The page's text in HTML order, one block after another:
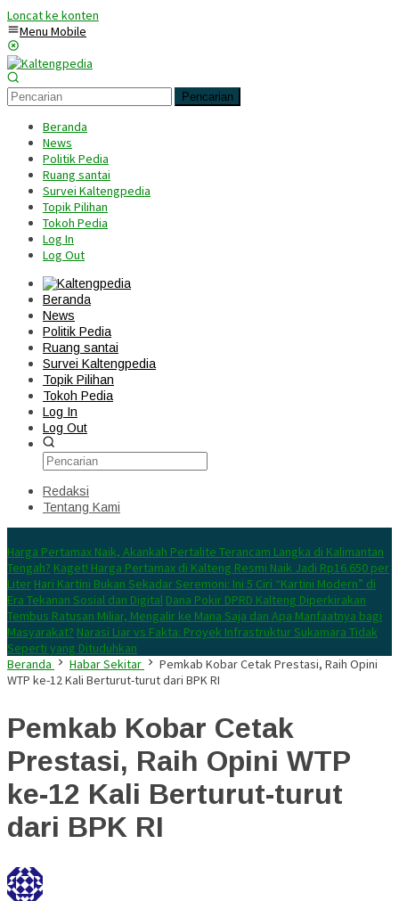
Loncat ke konten
Menu Mobile
Pencarian
Beranda
News
Politik Pedia
Ruang santai
Survei Kaltengpedia
Topik Pilihan
Tokoh Pedia
Log In
Log Out
Beranda
News
Politik Pedia
Ruang santai
Survei Kaltengpedia
Topik Pilihan
Tokoh Pedia
Log In
Log Out
Redaksi
Tentang Kami
Harga Pertamax Naik, Akankah Pertalite Terancam Langka di Kalimantan
Tengah? Kaget! Harga Pertamax di Kalteng Resmi Naik Jadi Rp16.650 per
Liter Hari Kartini Bukan Sekadar Seremoni: Ini 5 Ciri “Kartini Modern” di
Era Tekanan Sosial dan Digital Dana Pokir DPRD Kalteng Diperkirakan
Tembus Ratusan Miliar, Mengalir ke Mana Saja dan Apa Manfaatnya bagi
Masyarakat? Narasi Liar vs Fakta: Proyek Infrastruktur Sukamara Tidak
Seperti yang Dituduhkan
Beranda
Habar Sekitar
Pemkab Kobar Cetak Prestasi, Raih Opini
WTP ke-12 Kali Berturut-turut dari BPK RI
Pemkab Kobar Cetak
Prestasi, Raih Opini WTP
ke-12 Kali Berturut-turut
dari BPK RI